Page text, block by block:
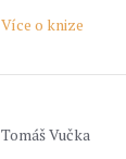
Více o knize
Tomáš Vučka